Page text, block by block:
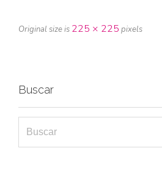
Original size is 225 × 225 pixels
Buscar